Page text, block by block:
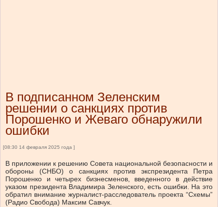
В подписанном Зеленским
решении о санкциях против
Порошенко и Жеваго обнаружили
ошибки
[08:30 14 февраля 2025 года ]
В приложении к решению Совета национальной безопасности и
обороны (СНБО) о санкциях против экспрезидента Петра
Порошенко и четырех бизнесменов, введенного в действие
указом президента Владимира Зеленского, есть ошибки. На это
обратил внимание журналист-расследователь проекта “Схемы”
(Радио Свобода) Максим Савчук.